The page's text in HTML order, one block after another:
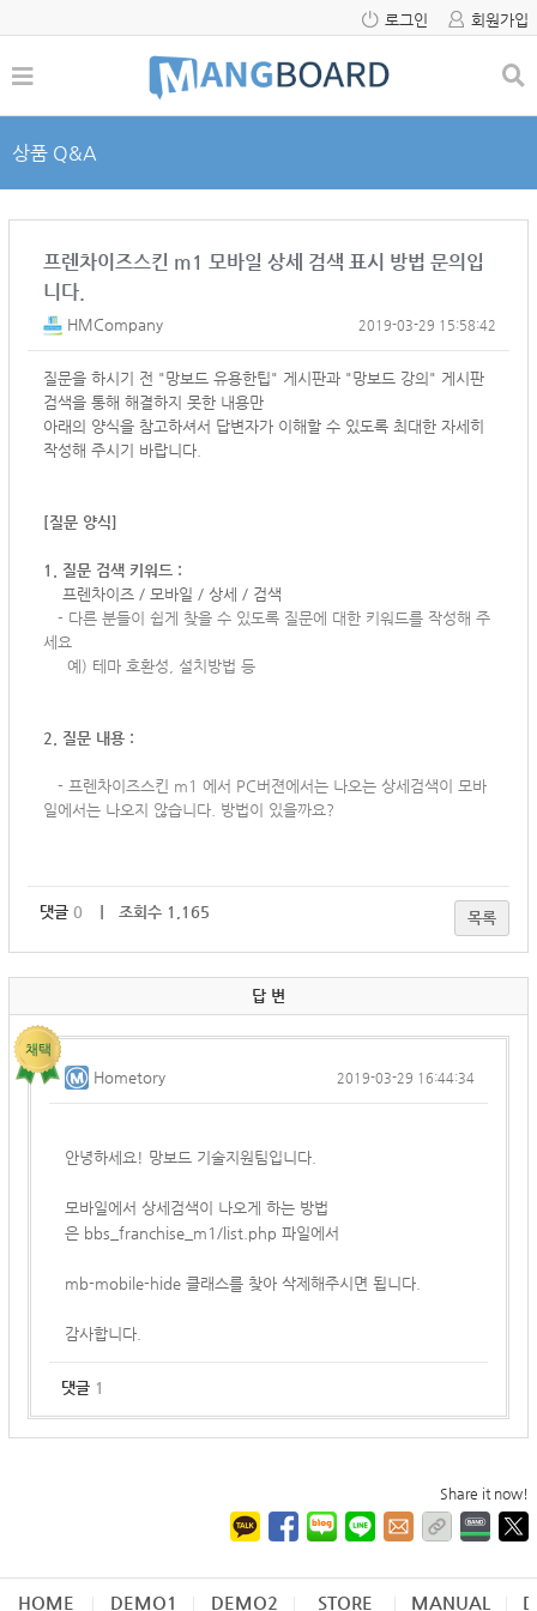
로그인 회원가입
상품 Q&A
프렌차이즈스킨 m1 모바일 상세 검색 표시 방법 문의입
니다.
HMCompany 2019-03-29 15:58:42
질문을 하시기 전 "망보드 유용한팁" 게시판과 "망보드 강의" 게시판
검색을 통해 해결하지 못한 내용만
아래의 양식을 참고하셔서 답변자가 이해할 수 있도록 최대한 자세히
작성해 주시기 바랍니다.
[질문 양식]
1. 질문 검색 키워드 :
프렌차이즈 / 모바일 / 상세 / 검색
- 다른 분들이 쉽게 찾을 수 있도록 질문에 대한 키워드를 작성해 주
세요
예) 테마 호환성, 설치방법 등
2. 질문 내용 :
- 프렌차이즈스킨 m1 에서 PC버젼에서는 나오는 상세검색이 모바
일에서는 나오지 않습니다. 방법이 있을까요?
댓글 0 ｜ 조회수 1,165 목록
답 변
Hometory 2019-03-29 16:44:34
안녕하세요! 망보드 기술지원팀입니다.
모바일에서 상세검색이 나오게 하는 방법
은 bbs_franchise_m1/list.php 파일에서
mb-mobile-hide 클래스를 찾아 삭제해주시면 됩니다.
감사합니다.
댓글 1
Share it now!
HOME DEMO1 DEMO2 STORE MANUAL